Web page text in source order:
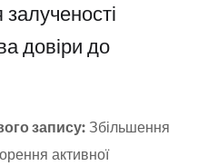
довіри до
запису: Збільшення
активної